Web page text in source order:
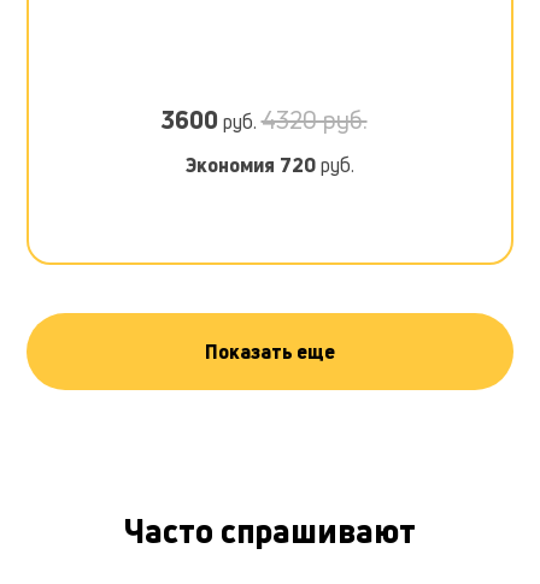
3600 руб.4320 руб.
Экономия 720руб.
Показать еще
Часто спрашивают